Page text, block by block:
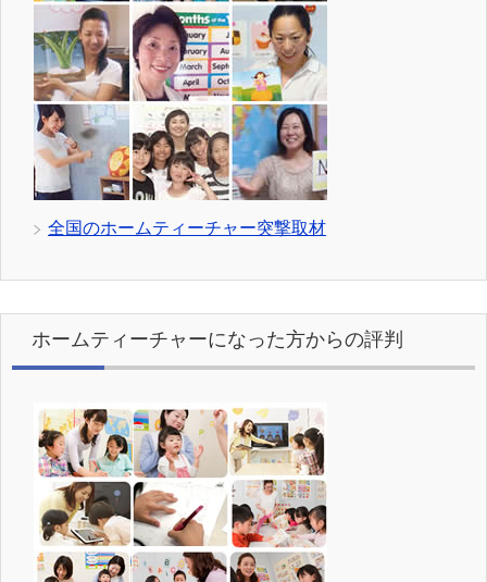
全国のホームティーチャー突撃取材
ホームティーチャーになった方からの評判